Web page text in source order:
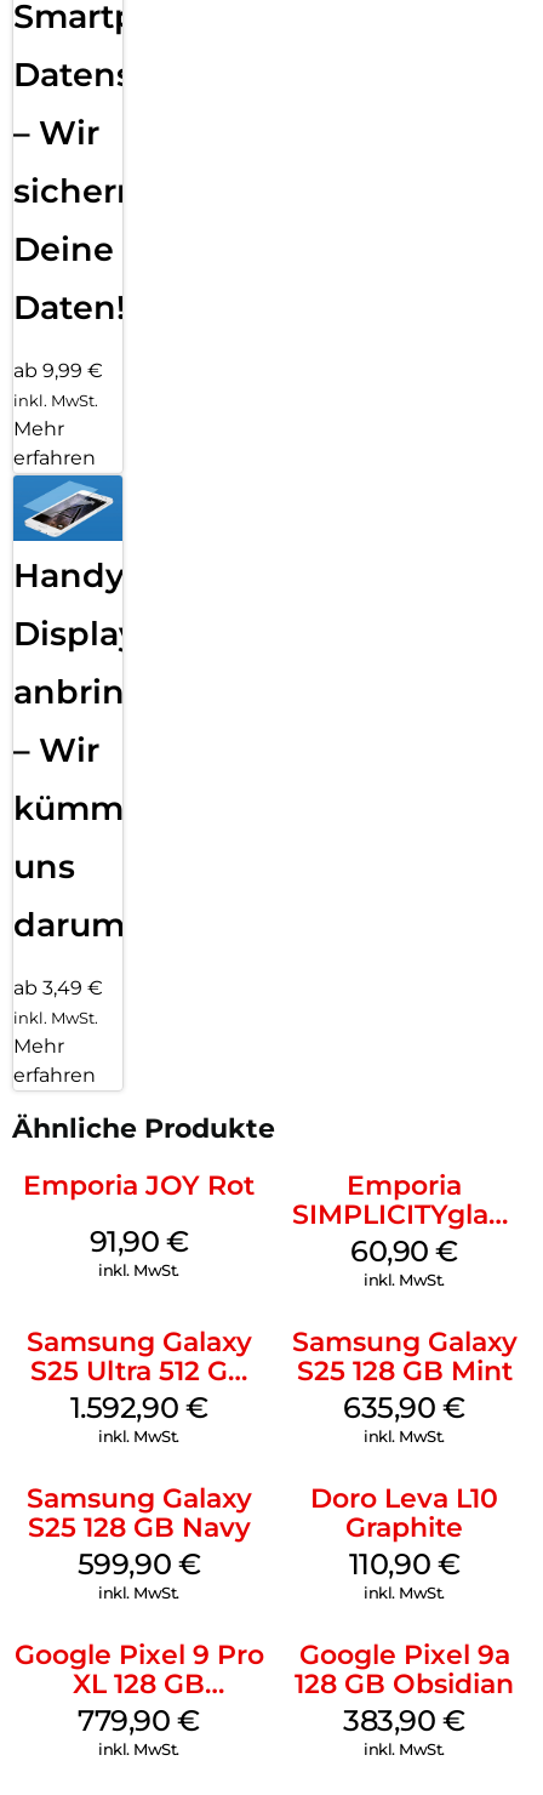
Smartphone
Datensicherung
– Wir
sichern
Deine
Daten!
ab 9,99 €
inkl. MwSt.
Mehr
erfahren
Handy
Displayfolie
anbringen
– Wir
kümmern
uns
darum!
ab 3,49 €
inkl. MwSt.
Mehr
erfahren
Ähnliche Produkte
Emporia JOY Rot
91,90 €
inkl. MwSt.
Emporia
SIMPLICITYglam
Schwarz
60,90€
inkl. MwSt.
Samsung Galaxy
S25 Ultra 512 GB
Titanium
Whitesilver
1.592,90 €
inkl. MwSt.
Samsung Galaxy
S25 128 GB Mint
635,90€
inkl. MwSt.
Samsung Galaxy
S25 128 GB Navy
599,90 €
inkl. MwSt.
Doro Leva L10
Graphite
110,90 €
inkl. MwSt.
Google Pixel 9 Pro
XL 128 GB
Obsidian
779,90€
inkl. MwSt.
Google Pixel 9a
128 GB Obsidian
383,90€
inkl. MwSt.